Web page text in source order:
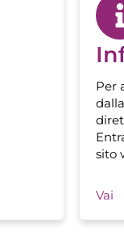
Per
sito
Vai